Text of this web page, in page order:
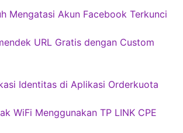
Mengatasi Akun Facebook Terkunci
URL Gratis dengan Custom
Identitas di Aplikasi Orderkuota
WiFi Menggunakan TP LINK CPE